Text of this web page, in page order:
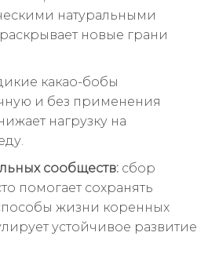
натуральными
новые грани
какао-бобы
и без применения
нагрузку на
сообществ: сбор
помогает сохранять
жизни коренных
устойчивое развитие